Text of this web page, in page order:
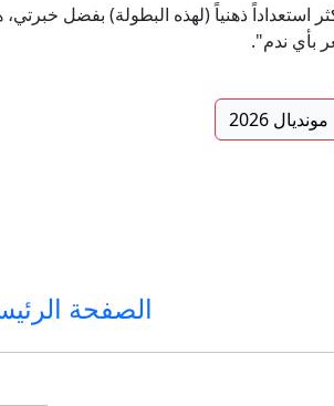
استعداداً ذهنياً (لهذه البطولة) بفضل
بأي ندم".
مونديال 2026
الصفحة